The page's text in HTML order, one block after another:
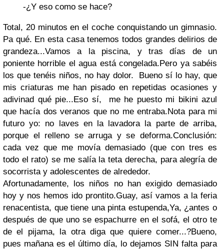
-¿Y eso como se hace?
Total, 20 minutos en el coche conquistando un gimnasio.
Pa qué. En esta casa tenemos todos grandes delirios de
grandeza...Vamos a la piscina, y tras días de un
poniente horrible el agua está congelada.Pero ya sabéis
los que tenéis niños, no hay dolor. Bueno sí lo hay, que
mis criaturas me han pisado en repetidas ocasiones y
adivinad qué pie...Eso sí, me he puesto mi bikini azul
que hacía dos veranos que no me entraba.Nota para mi
futuro yo: no laves en la lavadora la parte de arriba,
porque el relleno se arruga y se deforma.Conclusión:
cada vez que me movía demasiado (que con tres es
todo el rato) se me salía la teta derecha, para alegría de
socorrista y adolescentes de alrededor.
Afortunadamente, los niños no han exigido demasiado
hoy y nos hemos ido prontito.Guay, así vamos a la feria
renacentista, que tiene una pinta estupenda,Ya, ¿antes o
después de que uno se espachurre en el sofá, el otro te
de el pijama, la otra diga que quiere comer...?Bueno,
pues mañana es el último día, lo dejamos SIN falta para